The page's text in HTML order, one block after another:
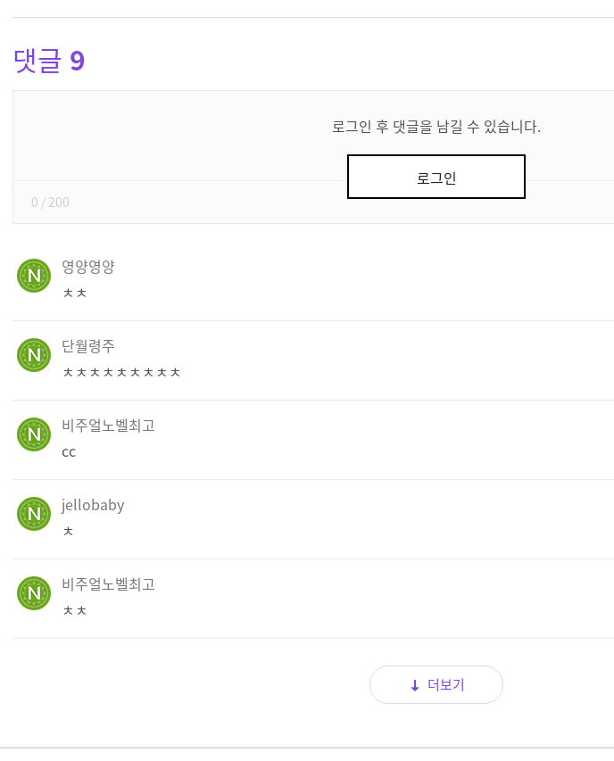
댓글 9
로그인 후 댓글을 남길 수 있습니다.
로그인
0 / 200
영양영양
ㅊㅊ
단월령주
ㅊㅊㅊㅊㅊㅊㅊㅊㅊ
비주얼노벨최고
cc
jellobaby
ㅊ
비주얼노벨최고
ㅊㅊ
더보기